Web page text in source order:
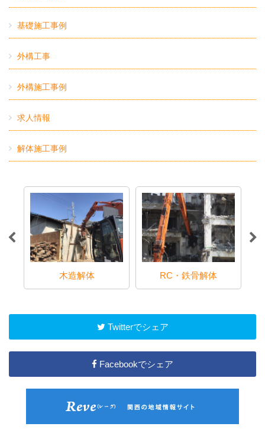
基礎施工事例
外構工事
外構施工事例
求人情報
解体施工事例
木造解体 RC・鉄骨解体
Twitterでシェア
Facebookでシェア